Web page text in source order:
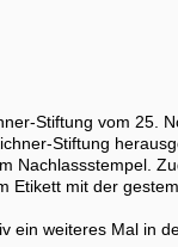
Stiftung vom 25.
Stiftung
Nachlassstempel.
Etikett mit der
ein weiteres Mal in